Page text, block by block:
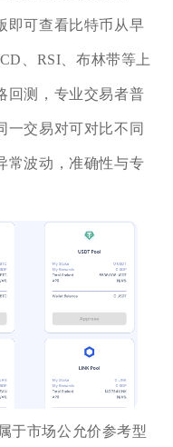
即可查看比特币从早
、RSI、布林带等上
回测，专业交易者普
一交易对可对比不同
常波动，准确性与专
于市场公允价参考型